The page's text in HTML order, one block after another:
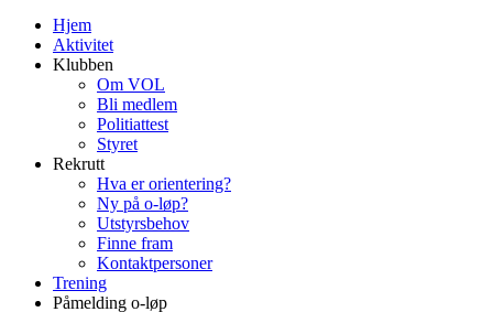
Hjem
Aktivitet
Klubben
Om VOL
Bli medlem
Politiattest
Styret
Rekrutt
Hva er orientering?
Ny på o-løp?
Utstyrsbehov
Finne fram
Kontaktpersoner
Trening
Påmelding o-løp